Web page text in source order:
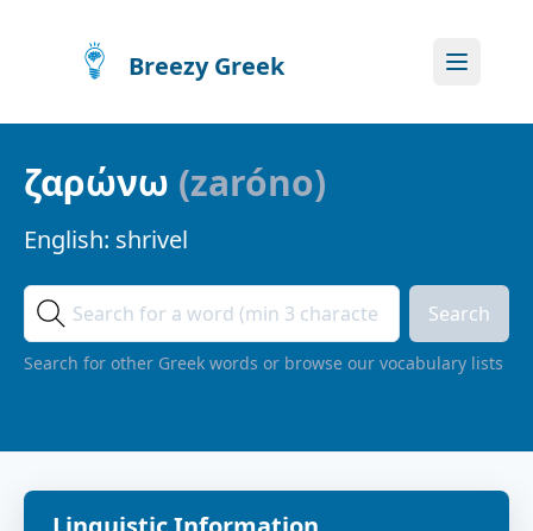
Breezy Greek
ζαρώνω (zaróno)
English: shrivel
Search
Search for other Greek words or browse our vocabulary lists